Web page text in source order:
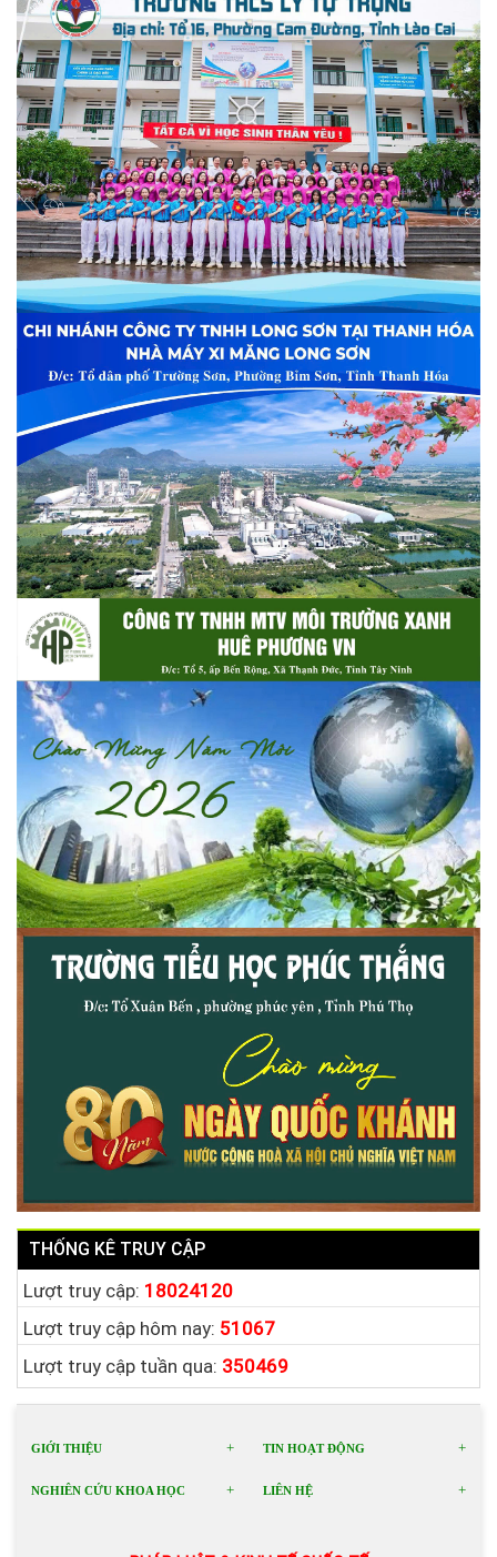
THỐNG KÊ TRUY CẬP
Lượt truy cập: 18024120
Lượt truy cập hôm nay: 51067
Lượt truy cập tuần qua: 350469
GIỚI THIỆU TIN HOẠT ĐỘNG
NGHIÊN CỨU KHOA HỌC LIÊN HỆ